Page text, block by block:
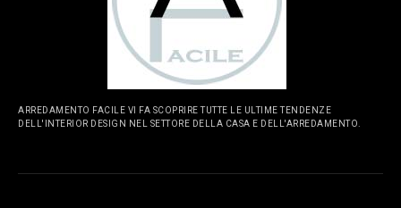
ARREDAMENTO FACILE VI FA SCOPRIRE TUTTE LE ULTIME TENDENZE
DELL'INTERIOR DESIGN NEL SETTORE DELLA CASA E DELL'ARREDAMENTO.